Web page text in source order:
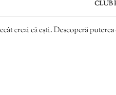
CLUB
crezi că ești. Descoperă